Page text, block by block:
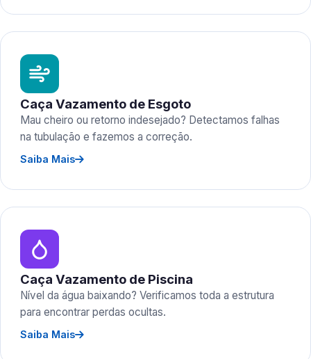
Caça Vazamento de Esgoto
Mau cheiro ou retorno indesejado? Detectamos falhas
na tubulação e fazemos a correção.
Saiba Mais
Caça Vazamento de Piscina
Nível da água baixando? Verificamos toda a estrutura
para encontrar perdas ocultas.
Saiba Mais